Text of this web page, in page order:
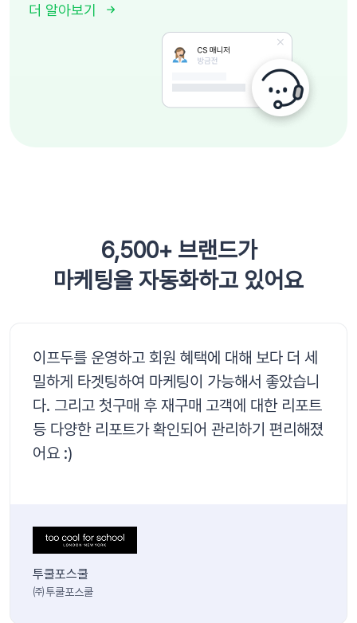
더 알아보기
6,500+ 브랜드가
마케팅을 자동화하고 있어요
이프두를 운영하고 회원 혜택에 대해 보다 더 세
밀하게 타겟팅하여 마케팅이 가능해서 좋았습니
다. 그리고 첫구매 후 재구매 고객에 대한 리포트
등 다양한 리포트가 확인되어 관리하기 편리해졌
어요 :)
투쿨포스쿨
㈜투쿨포스쿨